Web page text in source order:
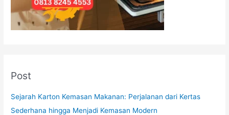
Post
Sejarah Karton Kemasan Makanan: Perjalanan dari Kertas
Sederhana hingga Menjadi Kemasan Modern